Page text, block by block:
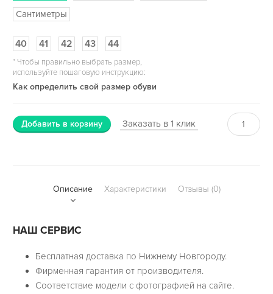
Сантиметры
40 41 42 43 44
*Чтобы правильно выбрать размер,
используйте пошаговую инструкцию:
Как определить свой размер обуви
Добавить в корзину Заказать в 1 клик
Описание Характеристики Отзывы (0)
НАШ СЕРВИС
Бесплатная доставка по Нижнему Новгороду.
Фирменная гарантия от производителя.
Соответствие модели с фотографией на сайте.